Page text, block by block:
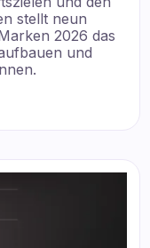
stellt neun
2026 das
und